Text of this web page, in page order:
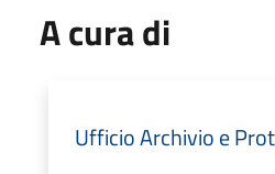
A cura di
Ufficio Archivio e